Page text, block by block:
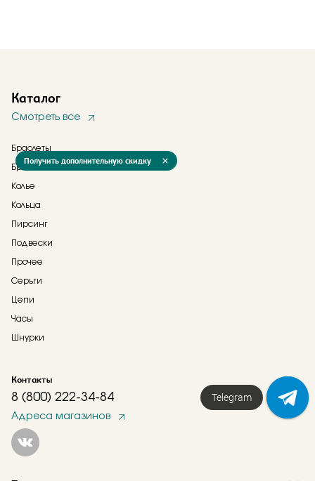
Каталог
Смотреть все
Браслеты
Брошь
Колье
Кольца
Пирсинг
Подвески
Прочее
Серьги
Цепи
Часы
Шнурки
Контакты
8 (800) 222-34-84
Адреса магазинов
Получить дополнительную скидку
Telegram